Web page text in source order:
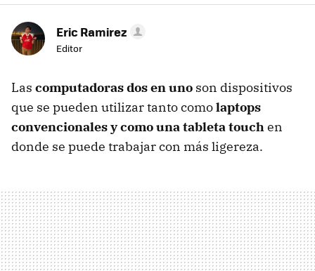
Eric Ramirez
Editor
Las computadoras dos en uno son dispositivos
que se pueden utilizar tanto comolaptops
convencionales y como una tableta touchen
donde se puede trabajar con más ligereza.